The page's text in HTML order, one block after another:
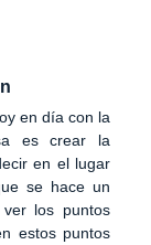
en día con la
es crear la
en el lugar
se hace un
los puntos
estos puntos